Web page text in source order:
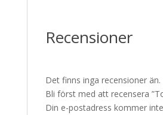
Recensioner
Det finns inga recensioner än.
Bli först med att recensera
Din e-postadress kommer